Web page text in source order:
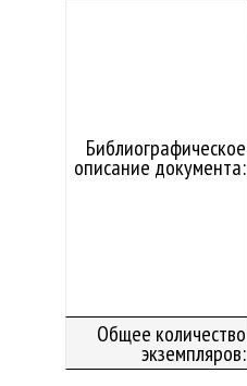
Библиографическое
описание документа:
Общее количество
экземпляров: